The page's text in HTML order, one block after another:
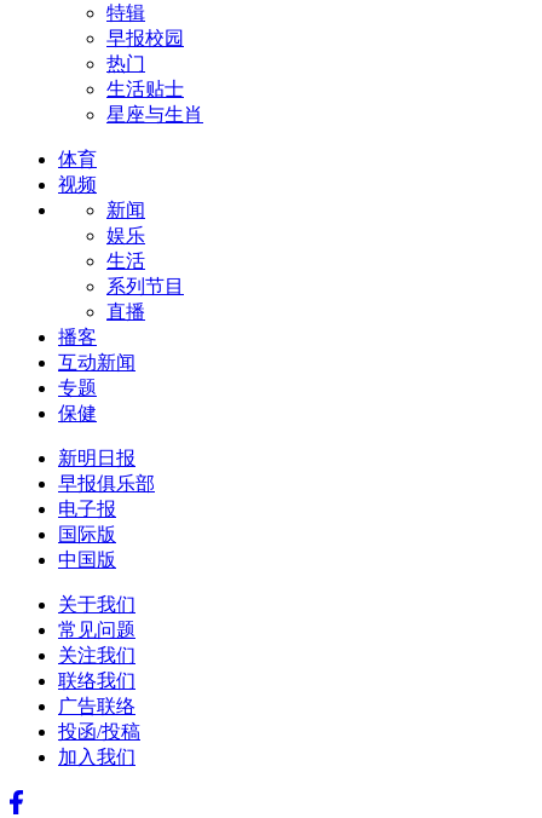
特辑
早报校园
热门
生活贴士
星座与生肖
体育
视频
新闻
娱乐
生活
系列节目
直播
播客
互动新闻
专题
保健
新明日报
早报俱乐部
电子报
国际版
中国版
关于我们
常见问题
关注我们
联络我们
广告联络
投函/投稿
加入我们